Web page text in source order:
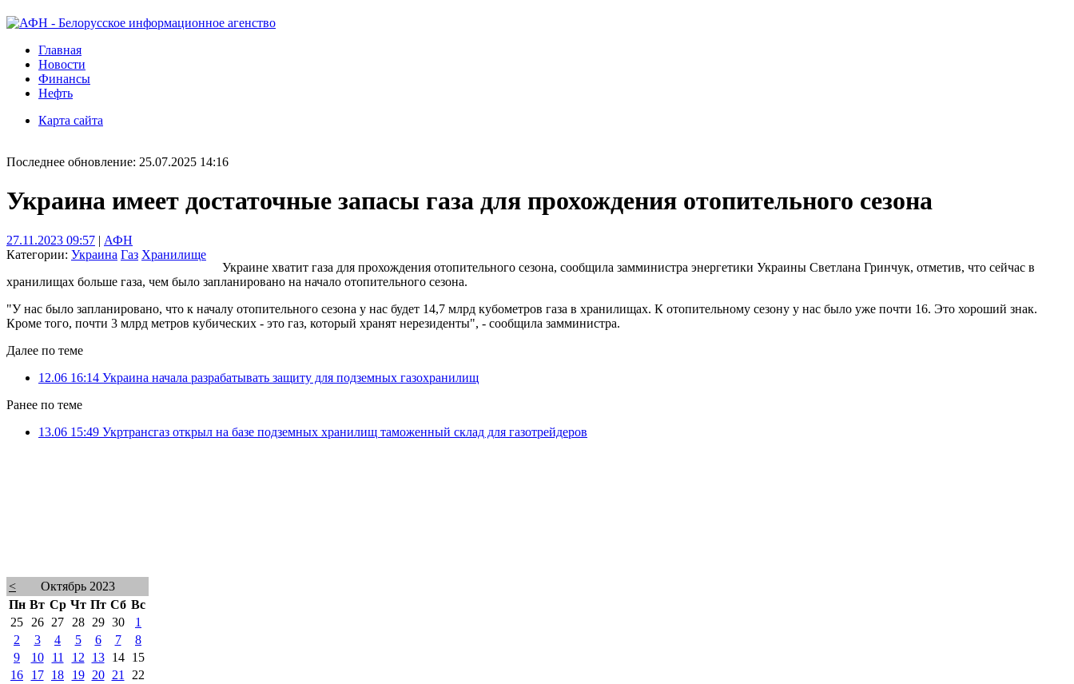
Главная
Новости
Финансы
Нефть
Карта сайта
Последнее обновление: 25.07.2025 14:16
Украина имеет достаточные запасы газа для прохождения отопительного сезона
27.11.2023 09:57 | АФН
Категории: Украина Газ Хранилище
Украине хватит газа для прохождения отопительного сезона, сообщила замминистра энергетики Украины Светлана Гринчук, отметив, что сейчас в
хранилищах больше газа, чем было запланировано на начало отопительного сезона.
"У нас было запланировано, что к началу отопительного сезона у нас будет 14,7 млрд кубометров газа в хранилищах. К отопительному сезону у нас было уже почти 16. Это хороший знак.
Кроме того, почти 3 млрд метров кубических - это газ, который хранят нерезиденты", - сообщила замминистра.
Далее по теме
12.06 16:14 Украина начала разрабатывать защиту для подземных газохранилищ
Ранее по теме
13.06 15:49 Укртрансгаз открыл на базе подземных хранилищ таможенный склад для газотрейдеров
<
Октябрь 2023
Пн Вт Ср Чт Пт Сб Вс
25
26 27 28 29 30
1
2
3 4 5 6 7
8
9
10 11 12 13 14
15
16
17 18 19 20 21
22